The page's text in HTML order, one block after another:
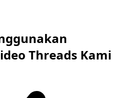
Threads Kami